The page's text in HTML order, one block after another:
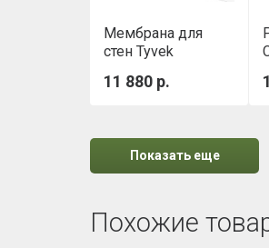
Мембрана для
стен Tyvek
м
11 880 р.
Показать еще
Похожие